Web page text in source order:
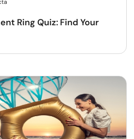
Ring Quiz: Find Your